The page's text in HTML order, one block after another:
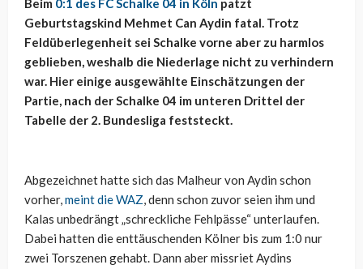
Beim 0:1 des FC Schalke 04 in Köln patzt
Geburtstagskind Mehmet Can Aydin fatal. Trotz
Feldüberlegenheit sei Schalke vorne aber zu harmlos
geblieben, weshalb die Niederlage nicht zu verhindern
war. Hier einige ausgewählte Einschätzungen der
Partie, nach der Schalke 04 im unteren Drittel der
Tabelle der 2. Bundesliga feststeckt.
Abgezeichnet hatte sich das Malheur von Aydin schon
vorher,meint die WAZ, denn schon zuvor seien ihm und
Kalas unbedrängt „schreckliche Fehlpässe“ unterlaufen.
Dabei hatten die enttäuschenden Kölner bis zum 1:0 nur
zwei Torszenen gehabt. Dann aber missriet Aydins